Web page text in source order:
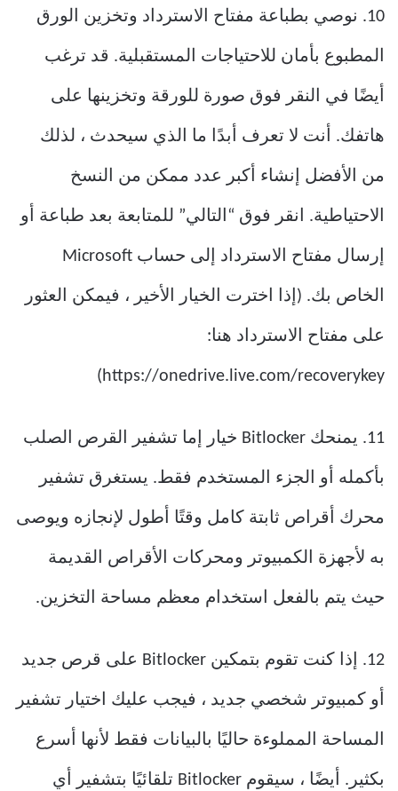
10. نوصي بطباعة مفتاح الاسترداد وتخزين الورق
المطبوع بأمان للاحتياجات المستقبلية. قد ترغب
أيضًا في النقر فوق صورة للورقة وتخزينها على
هاتفك. أنت لا تعرف أبدًا ما الذي سيحدث ، لذلك
من الأفضل إنشاء أكبر عدد ممكن من النسخ
الاحتياطية. انقر فوق “التالي” للمتابعة بعد طباعة أو
إرسال مفتاح الاسترداد إلى حساب Microsoft
الخاص بك. (إذا اخترت الخيار الأخير ، فيمكن العثور
على مفتاح الاسترداد هنا:
https://onedrive.live.com/recoverykey)
11. يمنحك Bitlocker خيار إما تشفير القرص الصلب
بأكمله أو الجزء المستخدم فقط. يستغرق تشفير
محرك أقراص ثابتة كامل وقتًا أطول لإنجازه ويوصى
به لأجهزة الكمبيوتر ومحركات الأقراص القديمة
حيث يتم بالفعل استخدام معظم مساحة التخزين.
12. إذا كنت تقوم بتمكين Bitlocker على قرص جديد
أو كمبيوتر شخصي جديد ، فيجب عليك اختيار تشفير
المساحة المملوءة حاليًا بالبيانات فقط لأنها أسرع
بكثير. أيضًا ، سيقوم Bitlocker تلقائيًا بتشفير أي